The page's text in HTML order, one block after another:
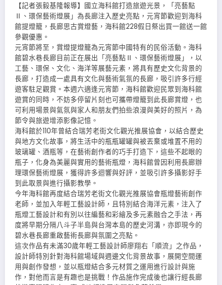
【記者張毅基隆報導】國立海科館打造旅遊光景，「亮藝點
Ⅱ、環保藝術燈展」為長廊注入歷史亮點，元宵節歡迎到海科
館提燈籠，長廊思古賞燈藝，海科館228假日祭出買一館送一館
參觀優惠。
元宵節將至，賞燈提燈籠為元宵節中國特有的民俗活動。海科
館碧水巷長廊目前正在展出「亮藝點Ⅱ、環保藝術燈展」，以
工藝、環保、文化、海洋等展藝元素，將具有歷史文化背景的
長廊，打造成一處具有文化與藝術氣氛的長廊，吸引許多行經
遊客駐足觀賞。本週六適逢元宵節，海科館歡迎民眾到海科館
遊賞的同時，不妨多停留片刻也可攜帶燈籠到此長廊賞燈，也
可利用場景與氣氛與家人和朋友們拍些浪漫與美好的照片，為
節令與旅遊增添影像記憶。
海科館於110年曾結合瑞芳老街文化觀光推展協會，以結合歷史
與地方文化故事，將生活中的瓶瓶罐罐與被丟棄或堆置不用的
玻璃罐、酒瓶等，在藝術創作者的巧手打造下，這些不起眼的
瓶子，化身為美麗與實用的藝術瓶燈，海科館曾因利用長廊辦
理環保藝術燈展，獲得許多迴響與好評，並吸引許多攝影好手
到此取景與進行攝影教學。
今年海科館再度結合瑞芳老街文化觀光推展協會瓶燈藝術創作
老師，並加入年輕工藝設計師，且特別結合海洋元素，注入了
瓶燈工藝設計和有別以往編藝和彩繪及多元素融合之手法，再
度將早期分隔八斗子半島與台灣本島的歷史河溝，亦即現今的
碧水巷長廊重啟藝術長廊與氛圍之亮點。
這次作品有未滿30歲年輕工藝設計師廖翔右「順流」之作品，
設計師特別針對海科館場域與週邊文化背景故事，展開空間運
用與創作發想，並以瓶燈結合多元材質之運用進行設計與施
作，對他而言是有趣也是挑戰！作品施作完成後也讓行經長廊